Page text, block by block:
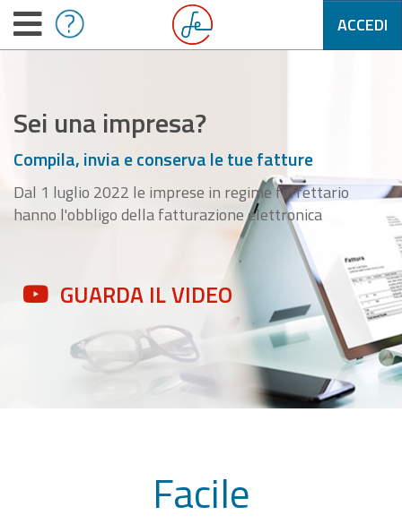
ACCEDI
Sei una impresa?
Compila, invia e conserva le tue fatture
Dal 1 luglio 2022 le imprese in regime forfettario
hanno l'obbligo della fatturazione elettronica
GUARDA IL VIDEO
Facile